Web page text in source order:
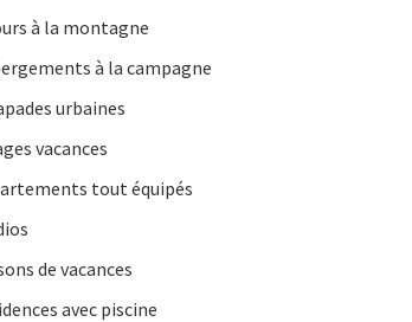
à la montagne
à la campagne
urbaines
vacances
tout équipés
de vacances
avec piscine